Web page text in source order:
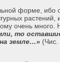
форме, ибо
очень много.
то
земле…» (Чис.